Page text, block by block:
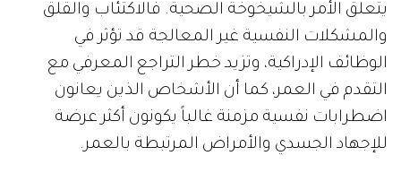
يتعلق الأمر بالشيخوخة الصحية. فالاكتئاب والقلق
والمشكلات النفسية غير المعالجة قد تؤثر في
الوظائف الإدراكية، وتزيد خطر التراجع المعرفي مع
التقدم في العمر، كما أن الأشخاص الذين يعانون
اضطرابات نفسية مزمنة غالباً يكونون أكثر عرضة
للإجهاد الجسدي والأمراض المرتبطة بالعمر.